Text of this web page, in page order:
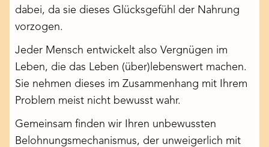
dabei, da sie dieses Glücksgefühl der Nahrung
vorzogen.
Jeder Mensch entwickelt also Vergnügen im
Leben, die das Leben (über)lebenswert machen.
Sie nehmen dieses im Zusammenhang mit Ihrem
Problem meist nicht bewusst wahr.
Gemeinsam finden wir Ihren unbewussten
Belohnungsmechanismus, der unweigerlich mit